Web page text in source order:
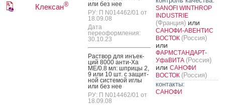
Клексан®
или без нее
РУ: П N014462/01 от
18.09.08
Дата
переоформления:
30.10.23
Рас­твор для инъ­ек­
ций 8000 ан­ти-Ха
МЕ/0.8 мл: шпри­цы 2,
9 или 10 шт. с за­щит­
ной сис­те­мой иг­лы
или без нее
РУ: П N014462/01 от
18.09.08
SANOFI WINTHROP
INDUSTRIE
(Франция) или
САНОФИ-АВЕНТИС
ВОСТОК (Россия)
или
ФАРМСТАНДАРТ-
УфаВИТА (Россия)
или САНОФИ
ВОСТОК (Россия)
контакты:
САНОФИ